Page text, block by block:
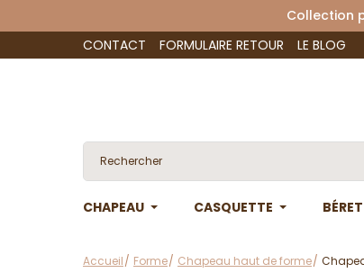
CONTACT
FORMULAIRE RETOUR LE BLOG
CHAPEAU CASQUETTE BÉRET
Accueil Forme Chapeau haut de forme